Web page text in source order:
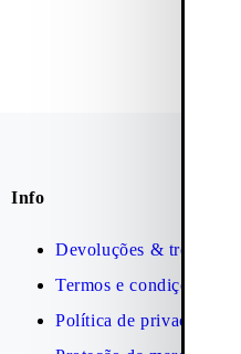
Info
Devoluções & trocas
Termos e condições
Política de privacidade